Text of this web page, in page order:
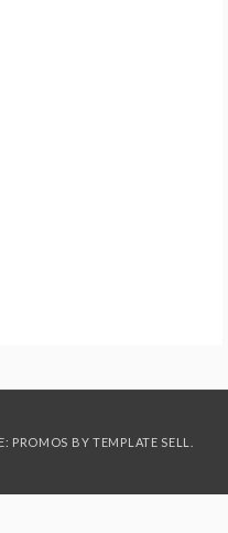
PROMOS BY TEMPLATE SELL